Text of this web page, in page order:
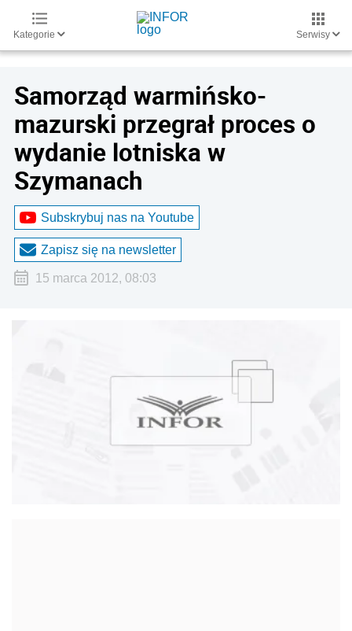
Kategorie Serwisy
Samorząd warmińsko-
mazurski przegrał proces o
wydanie lotniska w
Szymanach
Subskrybuj nas na Youtube
Zapisz się na newsletter
15 marca 2012, 08:03